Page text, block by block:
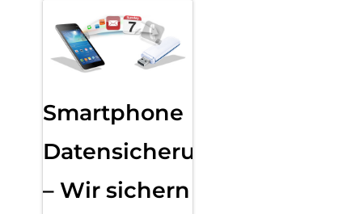
Smartphone
Datensicherung
– Wir sichern